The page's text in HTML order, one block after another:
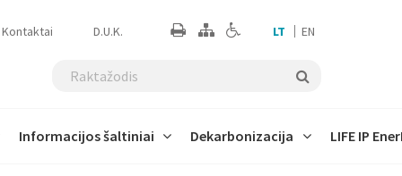
Kontaktai D.U.K. LT EN
Informacijos šaltiniai Dekarbonizacija LIFE IP